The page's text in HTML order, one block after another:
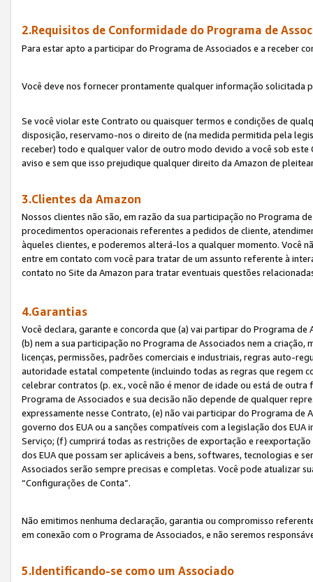
2.Requisitos de Conformidade do Programa de
Para estar apto a participar do Programa de Associados e a receber
Você deve nos fornecer prontamente qualquer informação solicitada
Se você violar este Contrato ou quaisquer termos e condições de
disposição, reservamo-nos o direito de (na medida permitida pela
receber) todo e qualquer valor de outro modo devido a você sob
aviso e sem que isso prejudique qualquer direito da Amazon de
3.Clientes da Amazon
Nossos clientes não são, em razão da sua participação no Programa
procedimentos operacionais referentes a pedidos de cliente,
àqueles clientes, e poderemos alterá-los a qualquer momento. Você
entre em contato com você para tratar de um assunto referente à
contato no Site da Amazon para tratar eventuais questões
4.Garantias
Você declara, garante e concorda que (a) vai partipar do Programa
(b) nem a sua participação no Programa de Associados nem a
licenças, permissões, padrões comerciais e industriais, regras auto-
autoridade estatal competente (incluindo todas as regras que regem
celebrar contratos (p. ex., você não é menor de idade ou está de
Programa de Associados e sua decisão não depende de qualquer
expressamente nesse Contrato, (e) não vai participar do Programa
governo dos EUA ou a sanções compatíveis com a legislação dos
Serviço; (f) cumprirá todas as restrições de exportação e
dos EUA que possam ser aplicáveis a bens, softwares, tecnologias e
Associados serão sempre precisas e completas. Você pode atualizar
“Configurações de Conta”.
Não emitimos nenhuma declaração, garantia ou compromisso
em conexão com o Programa de Associados, e não seremos
5.Identificando-se como um Associado